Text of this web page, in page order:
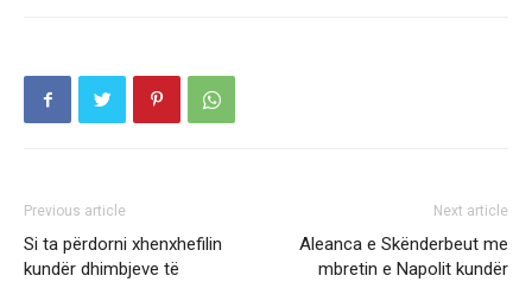
Previous article
Si ta përdorni xhenxhefilin
kundër dhimbjeve të
Next article
Aleanca e Skënderbeut me
mbretin e Napolit kundër